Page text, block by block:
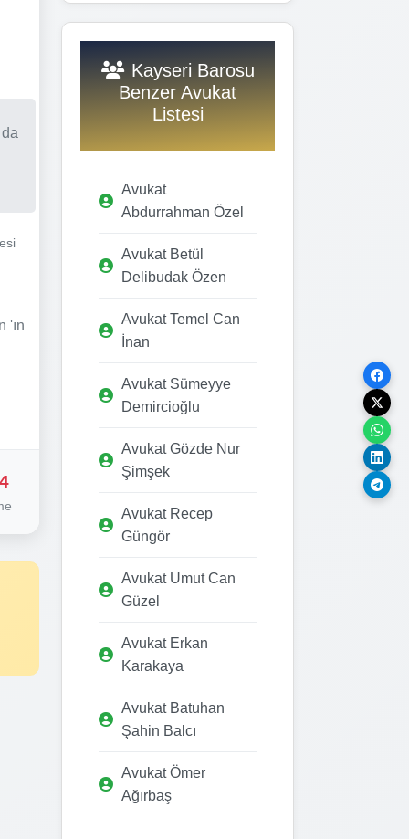
'ın
Kayseri Barosu
Benzer Avukat
Listesi
Avukat
Abdurrahman Özel
Avukat Betül
Delibudak Özen
Avukat Temel Can
İnan
Avukat Sümeyye
Demircioğlu
Avukat Gözde Nur
Şimşek
Avukat Recep
Güngör
Avukat Umut Can
Güzel
Avukat Erkan
Karakaya
Avukat Batuhan
Şahin Balcı
Avukat Ömer
Ağırbaş